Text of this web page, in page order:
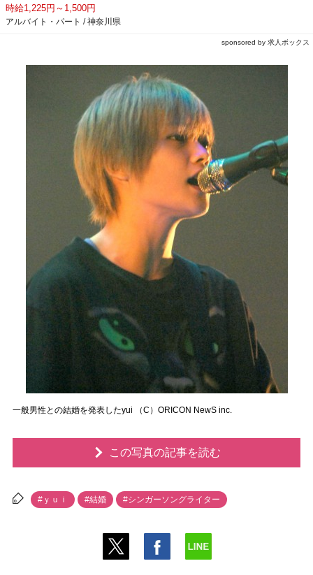
時給1,225円～1,500円
アルバイト・パート / 神奈川県
sponsored by 求人ボックス
一般男性との結婚を発表したyui （C）ORICON NewS inc.
この写真の記事を読む
#ｙｕｉ #結婚 #シンガーソングライター